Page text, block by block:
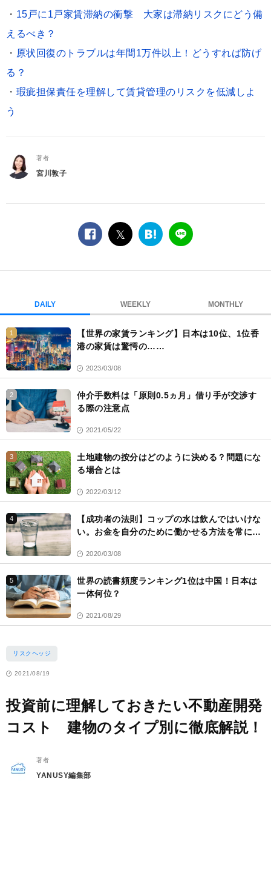
・ 15戸に1戸家賃滞納の衝撃 大家は滞納リスクにどう備
えるべき？
・ 原状回復のトラブルは年間1万件以上！どうすれば防げ
る？
・ 瑕疵担保責任を理解して賃貸管理のリスクを低減しよ
う
著者
宮川敦子
facebook
twitterは
ブ
ク
マ
ク
LINE
DAILY WEEKLY MONTHLY
1
【世界の家賃ランキング】日本は10位、1位香
港の家賃は驚愕の……
2023/03/08
2
仲介手数料は「原則0.5ヵ月」借り手が交渉す
る際の注意点
2021/05/22
3
土地建物の按分はどのように決める？問題にな
る場合とは
2022/03/12
4
【成功者の法則】コップの水は飲んではいけな
い。お金を自分のために働かせる方法を常に考
2020/03/08
5
世界の読書頻度ランキング1位は中国！日本は
一体何位？
2021/08/29
リスクヘッジ
2021/08/19
投資前に理解しておきたい不動産開発
コスト 建物のタイプ別に徹底解説！
著者
YANUSY編集部